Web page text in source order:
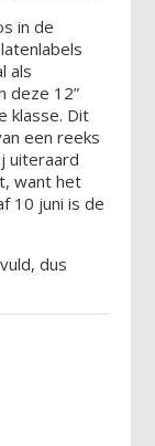
in de
als
deze 12”
klasse. Dit
een reeks
uiteraard
want het
10 juni is de
dus